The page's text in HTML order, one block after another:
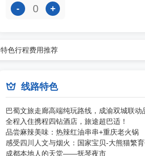
- +
特色行程费用推荐
 线路特色
巴蜀文旅走廊高端纯玩路线，成渝双城联动
全程入住携程四钻酒店，旅途超巴适！
品尝麻辣美味：热辣红油串串+重庆老火锅
感受四川人文与烟火：国家宝贝-大熊猫繁
成都本地人的天堂——抚琴夜市